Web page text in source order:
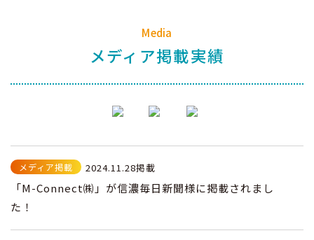
Media
メディア掲載実績
メディア掲載 2024.11.28掲載
「M-Connect㈱」が信濃毎日新聞様に掲載されまし
た！